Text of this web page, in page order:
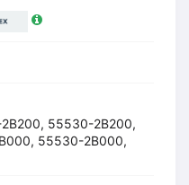
55530-2B200,
55530-2B000,